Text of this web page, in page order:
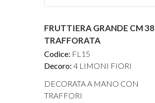
FRUTTIERA GRANDE CM 38
TRAFFORATA
Codice: FL15
Decoro: 4 LIMONI FIORI
DECORATA A MANO CON
TRAFFORI